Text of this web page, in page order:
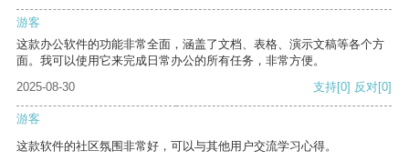
游客
这款办公软件的功能非常全面，涵盖了文档、表格、演示文稿等各个方
面。我可以使用它来完成日常办公的所有任务，非常方便。
2025-08-30
支持[0] 反对[0]
游客
这款软件的社区氛围非常好，可以与其他用户交流学习心得。